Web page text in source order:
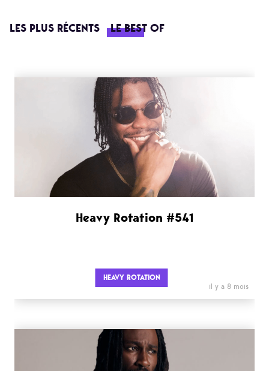
LES PLUS RÉCENTS LE BEST OF
Heavy Rotation #541
HEAVY ROTATION
il y a 8 mois